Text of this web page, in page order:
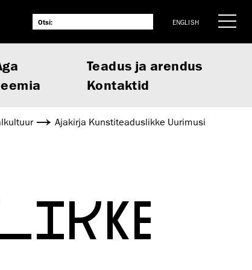
ENGLISH
Teadus ja arendus
Kontaktid
Ajakirja Kunstiteaduslikke Uurimusi